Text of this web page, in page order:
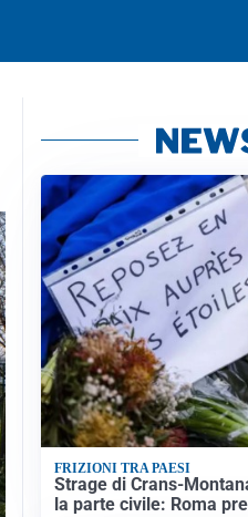
FRIZIONI TRA PAESI
Strage di Crans-
la parte civile: Roma